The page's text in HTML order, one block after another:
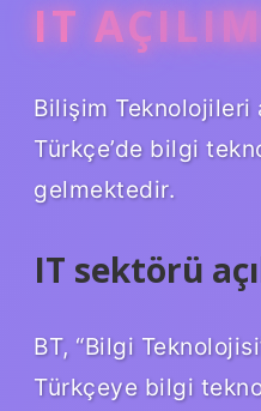
IT
Bilişim Teknolojileri
Türkçe’de bilgi
gelmektedir.
IT sektörü
BT, “Bilgi
Türkçeye bilgi